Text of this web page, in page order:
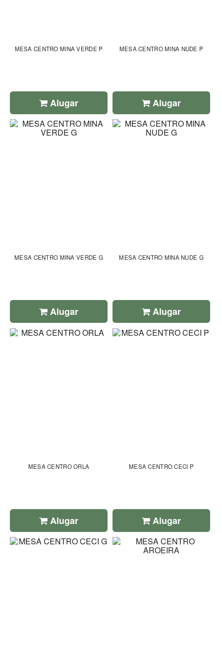
MESA CENTRO MINA VERDE P
Alugar
MESA CENTRO MINA NUDE P
Alugar
MESA CENTRO MINA VERDE G
Alugar
MESA CENTRO MINA NUDE G
Alugar
MESA CENTRO ORLA
Alugar
MESA CENTRO CECI P
Alugar